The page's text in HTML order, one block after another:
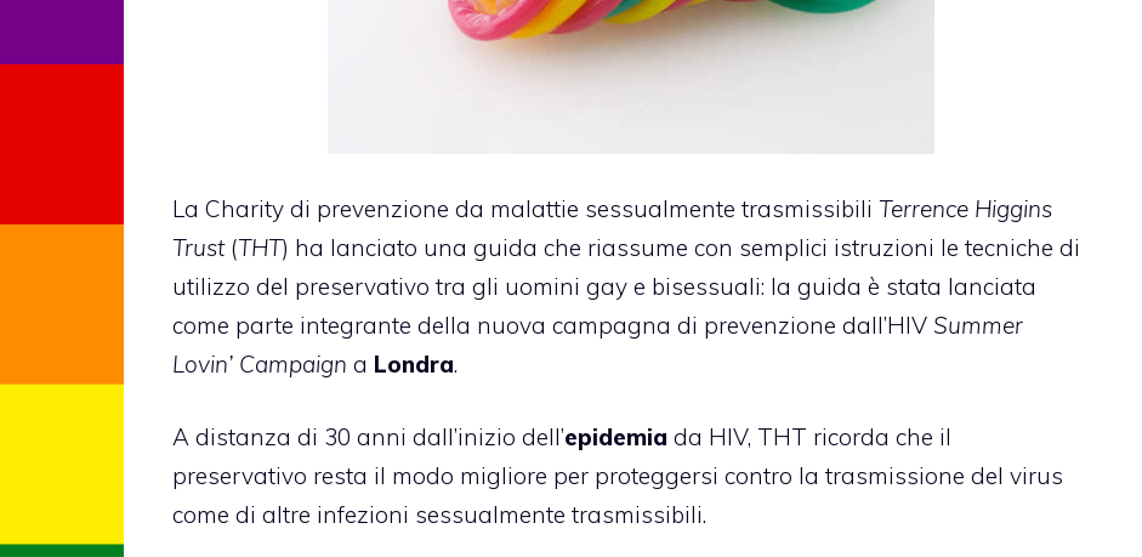
La Charity di prevenzione da malattie sessualmente trasmissibili Terrence Higgins
Trust(THT) ha lanciato una guida che riassume con semplici istruzioni le tecniche di
utilizzo del preservativo tra gli uomini gay e bisessuali: la guida è stata lanciata
come parte integrante della nuova campagna di prevenzione dall’HIV Summer
Lovin’ Campaign a Londra.
A distanza di 30 anni dall’inizio dell’epidemia da HIV, THT ricorda che il
preservativo resta il modo migliore per proteggersi contro la trasmissione del virus
come di altre infezioni sessualmente trasmissibili.